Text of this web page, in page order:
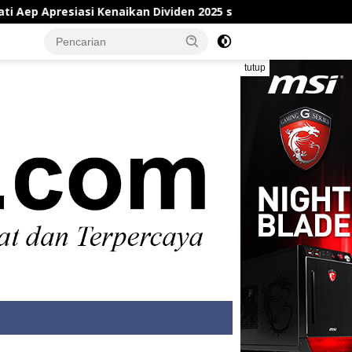
Kenaikan Dividen 2025 saat Hadiri Rapat Tahunan
tutup